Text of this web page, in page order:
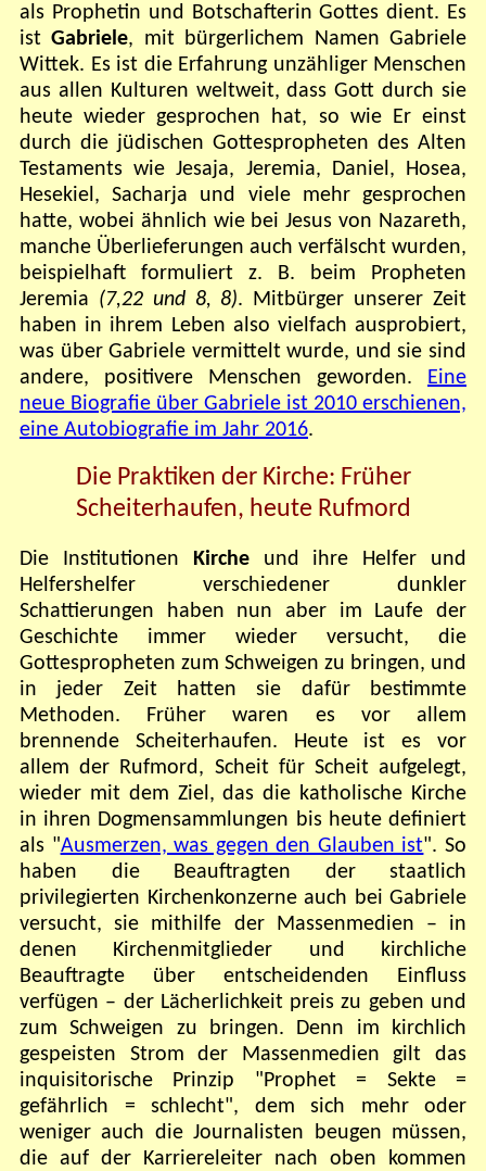
als Prophetin und Botschafterin Gottes dient. Es
istGabriele, mit bürgerlichem Namen Gabriele
Wittek. Es ist die Erfahrung unzähliger Menschen
aus allen Kulturen weltweit, dass Gott durch sie
heute wieder gesprochen hat, so wie Er einst
durch die jüdischen Gottespropheten des Alten
Testaments wie Jesaja, Jeremia, Daniel, Hosea,
Hesekiel, Sacharja und viele mehr gesprochen
hatte, wobei ähnlich wie bei Jesus von Nazareth,
manche Überlieferungen auch verfälscht wurden,
beispielhaft formuliert z. B. beim Propheten
Jeremia (7,22 und 8, 8). Mitbürger unserer Zeit
haben in ihrem Leben also vielfach ausprobiert,
was über Gabriele vermittelt wurde, und sie sind
andere, positivere Menschen geworden.
Eine
neue Biografie über Gabriele ist 2010 erschienen,
eine Autobiografie im Jahr 2016.
Die Praktiken der Kirche: Früher
Scheiterhaufen, heute Rufmord
Die Institutionen Kircheund ihre Helfer und
Helfershelfer verschiedener dunkler
Schattierungen haben nun aber im Laufe der
Geschichte immer wieder versucht, die
Gottespropheten zum Schweigen zu bringen, und
in jeder Zeit hatten sie dafür bestimmte
Methoden. Früher waren es vor allem
brennende Scheiterhaufen. Heute ist es vor
allem der Rufmord, Scheit für Scheit aufgelegt,
wieder mit dem Ziel, das die katholische Kirche
in ihren Dogmensammlungen bis heute definiert
als "Ausmerzen, was gegen den Glauben ist". So
haben die Beauftragten der staatlich
privilegierten Kirchenkonzerne auch bei Gabriele
versucht, sie mithilfe der Massenmedien – in
denen Kirchenmitglieder und kirchliche
Beauftragte über entscheidenden Einfluss
verfügen – der Lächerlichkeit preis zu geben und
zum Schweigen zu bringen. Denn im kirchlich
gespeisten Strom der Massenmedien gilt das
inquisitorische Prinzip "Prophet = Sekte =
gefährlich = schlecht", dem sich mehr oder
weniger auch die Journalisten beugen müssen,
die auf der Karriereleiter nach oben kommen